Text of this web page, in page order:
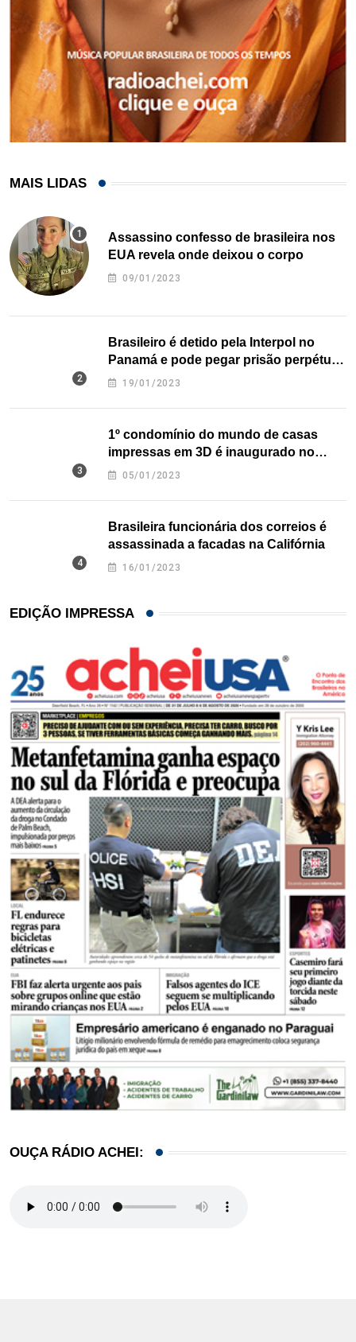
MAIS LIDAS
Assassino confesso de brasileira nos
EUA revela onde deixou o corpo
09/01/2023
Brasileiro é detido pela Interpol no
Panamá e pode pegar prisão perpétua
nos EUA
19/01/2023
1º condomínio do mundo de casas
impressas em 3D é inaugurado no
Texas
05/01/2023
Brasileira funcionária dos correios é
assassinada a facadas na Califórnia
16/01/2023
EDIÇÃO IMPRESSA
OUÇA RÁDIO ACHEI: